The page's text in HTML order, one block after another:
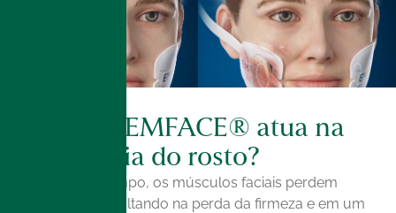
Como o EMFACE® atua na
aparência do rosto?
Com o tempo, os músculos faciais perdem
fibras, resultando na perda da firmeza e em um